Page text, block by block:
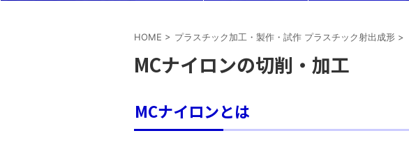
HOME > プラスチック加工・製作・試作 プラスチック射出成形 >
MCナイロンの切削・加工
MCナイロンとは